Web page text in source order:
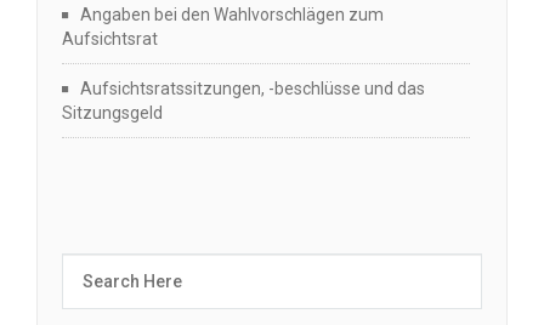
Angaben bei den Wahlvorschlägen zum
Aufsichtsrat
Aufsichtsratssitzungen, -beschlüsse und das
Sitzungsgeld